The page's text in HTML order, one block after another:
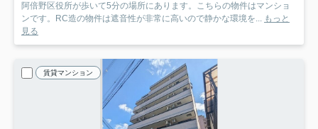
阿倍野区役所が歩いて5分の場所にあります。こちらの物件はマンショ
ンです。RC造の物件は遮音性が非常に高いので静かな環境を... もっと
見る
賃貸マンション